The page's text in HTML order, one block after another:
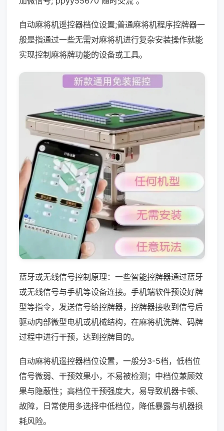
自动麻将机遥控器档位设置;普通麻将机程序控牌器一
般是指通过一些无需对麻将机进行复杂安装操作就能
实现控制麻将牌功能的设备或工具。
蓝牙或无线信号控制原理：一些智能控牌器通过蓝牙
或无线信号与手机等设备连接。手机端软件预设好牌
型等指令，发送信号给控牌器，控牌器接收到信号后
驱动内部微型电机或机械结构，在麻将机洗牌、码牌
过程中进行干预，达到控牌目的。
自动麻将机遥控器档位设置，一般分3-5档，低档位
信号微弱、干预效果小，不易被检测；中档位兼顾效
果与隐蔽性；高档位干预强度大，易导致机器卡顿、
故障，日常使用多选择中低档位，降低暴露与机器损
耗风险。